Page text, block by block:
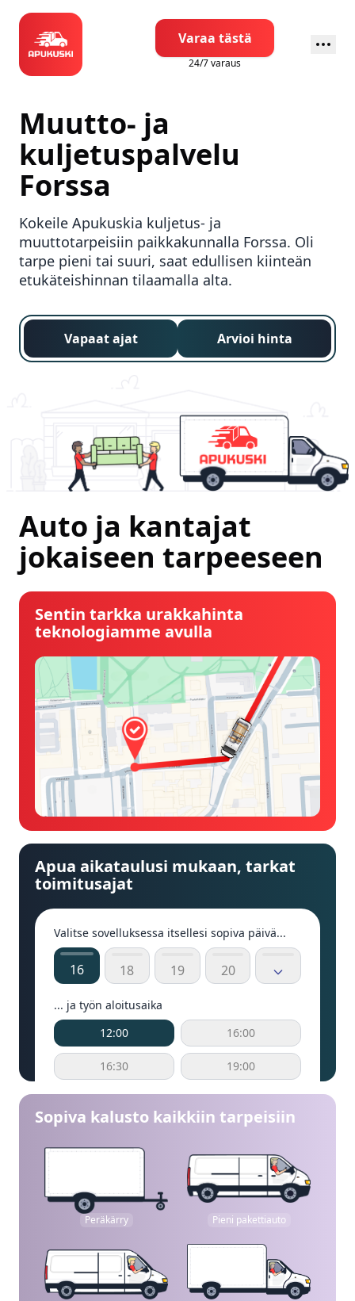
Varaa tästä
24/7 varaus
Muutto- ja
kuljetuspalvelu
Forssa
Kokeile Apukuskia kuljetus- ja
muuttotarpeisiin paikkakunnalla Forssa. Oli
tarpe pieni tai suuri, saat edullisen kiinteän
etukäteishinnan tilaamalla alta.
Vapaat ajat Arvioi hinta
Auto ja kantajat
jokaiseen tarpeeseen
Sentin tarkka urakkahinta
teknologiamme avulla
Apua aikataulusi mukaan, tarkat
toimitusajat
Valitse sovelluksessa itsellesi sopiva päivä...
16 18 19 20
... ja työn aloitusaika
12:00
16:00
16:30 19:00
Sopiva kalusto kaikkiin tarpeisiin
Peräkärry Pieni pakettiauto